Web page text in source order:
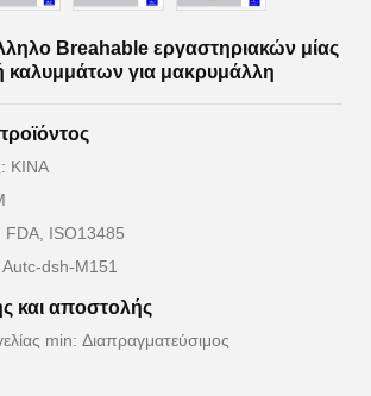
Breahable εργαστηριακών μίας
καλυμμάτων για μακρυμάλλη
ΚΙΝΑ
FDA, ISO13485
dsh-M151
και αποστολής
min: Διαπραγματεύσιμος